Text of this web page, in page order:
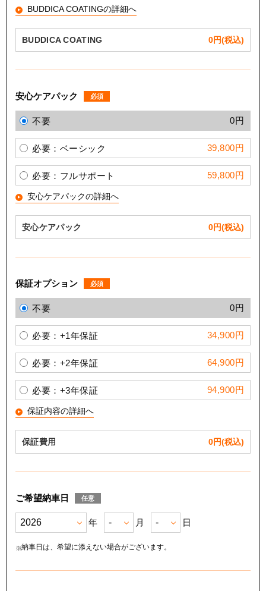
BUDDICA COATINGの詳細へ
BUDDICA COATING 0円(税込)
安心ケアパック 必須
不要 0円
必要：ベーシック 39,800円
必要：フルサポート 59,800円
安心ケアパックの詳細へ
安心ケアパック 0円(税込)
保証オプション 必須
不要 0円
必要：+1年保証 34,900円
必要：+2年保証 64,900円
必要：+3年保証 94,900円
保証内容の詳細へ
保証費用 0円(税込)
ご希望納車日 任意
年 月 日
納車日は、希望に添えない場合がございます。